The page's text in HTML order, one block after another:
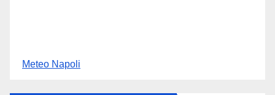
Meteo Napoli